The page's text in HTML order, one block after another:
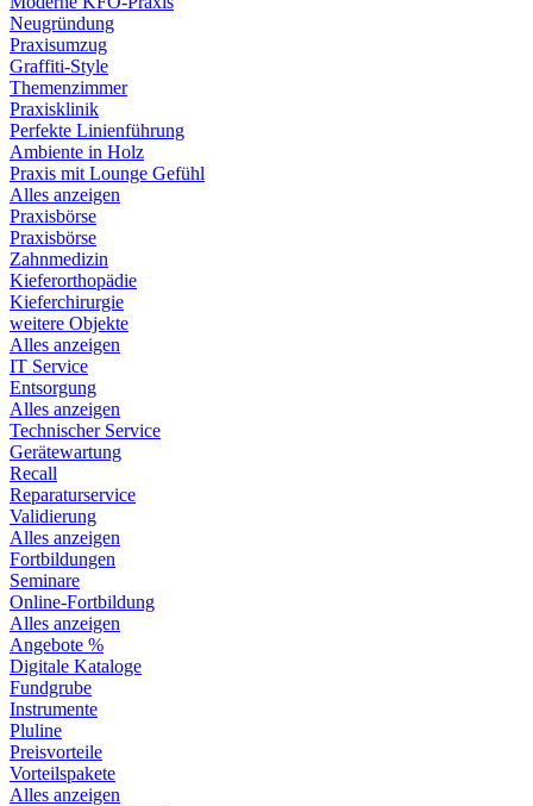
Neugründung
Praxisumzug
Graffiti-Style
Themenzimmer
Praxisklinik
Perfekte Linienführung
Ambiente in Holz
Praxis mit Lounge Gefühl
Alles anzeigen
Praxisbörse
Praxisbörse
Zahnmedizin
Kieferorthopädie
Kieferchirurgie
weitere Objekte
Alles anzeigen
IT Service
Entsorgung
Alles anzeigen
Technischer Service
Gerätewartung
Recall
Reparaturservice
Validierung
Alles anzeigen
Fortbildungen
Seminare
Online-Fortbildung
Alles anzeigen
Angebote %
Digitale Kataloge
Fundgrube
Instrumente
Pluline
Preisvorteile
Vorteilspakete
Alles anzeigen